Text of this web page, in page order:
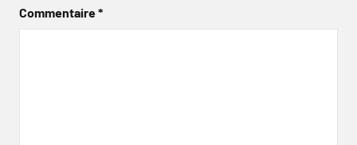
Commentaire*